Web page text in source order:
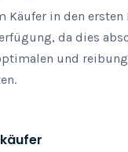
Käufer in den ersten
da dies
und